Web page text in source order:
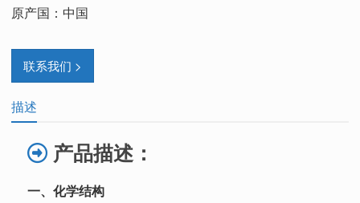
原产国：中国
联系我们 >
描述
产品描述：
一、化学结构